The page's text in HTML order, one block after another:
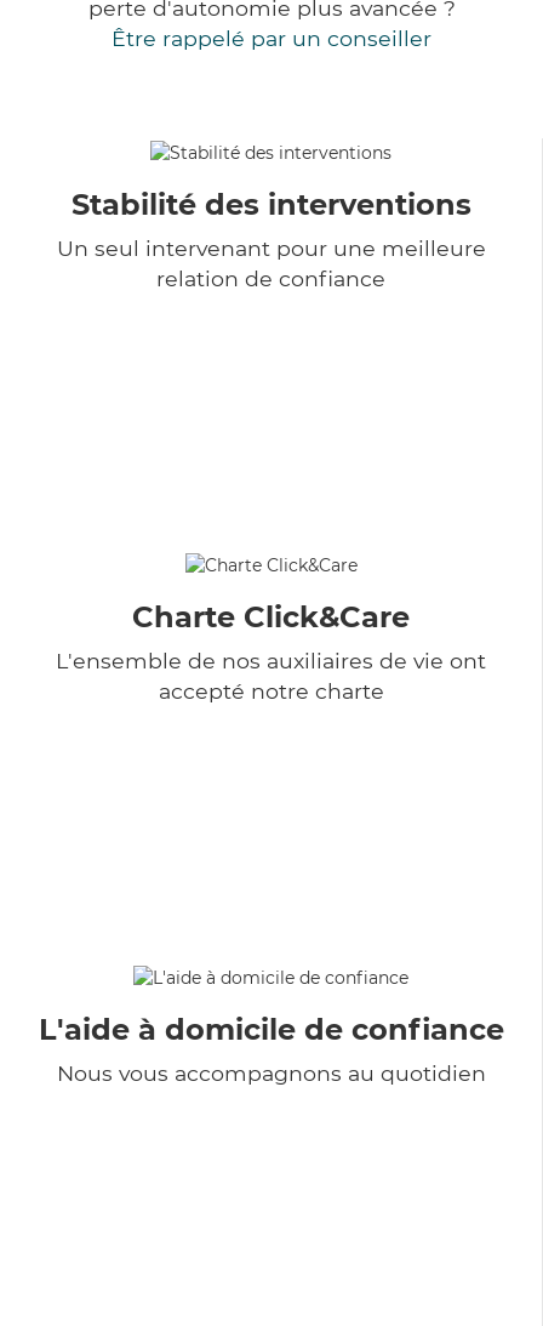
perte d'autonomie plus avancée ?
Être rappelé par un conseiller
Stabilité des interventions
Un seul intervenant pour une meilleure
relation de confiance
Charte Click&Care
L'ensemble de nos auxiliaires de vie ont
accepté notre charte
L'aide à domicile de confiance
Nous vous accompagnons au quotidien